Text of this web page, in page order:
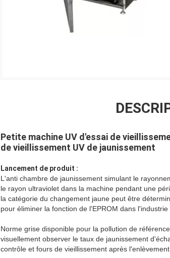
Petite machine UV d'essai de
de vieillissement UV de jaunissement
Lancement de produit :
L'anti chambre de jaunissement simulant le
le rayon ultraviolet dans la machine pendant une
la catégorie du changement jaune peut être
pour éliminer la fonction de l'EPROM dans l'industrie
Norme grise disponible pour la pollution de
visuellement observer le taux de jaunissement
contrôle et fours de vieillissement après